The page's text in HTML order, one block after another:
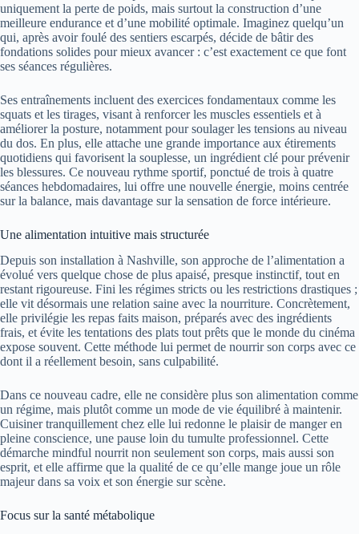
uniquement la perte de poids, mais surtout la construction d’une
meilleure endurance et d’une mobilité optimale. Imaginez quelqu’un
qui, après avoir foulé des sentiers escarpés, décide de bâtir des
fondations solides pour mieux avancer : c’est exactement ce que font
ses séances régulières.
Ses entraînements incluent des exercices fondamentaux comme les
squats et les tirages, visant à renforcer les muscles essentiels et à
améliorer la posture, notamment pour soulager les tensions au niveau
du dos. En plus, elle attache une grande importance aux étirements
quotidiens qui favorisent la souplesse, un ingrédient clé pour prévenir
les blessures. Ce nouveau rythme sportif, ponctué de trois à quatre
séances hebdomadaires, lui offre une nouvelle énergie, moins centrée
sur la balance, mais davantage sur la sensation de force intérieure.
Une alimentation intuitive mais structurée
Depuis son installation à Nashville, son approche de l’alimentation a
évolué vers quelque chose de plus apaisé, presque instinctif, tout en
restant rigoureuse. Fini les régimes stricts ou les restrictions drastiques ;
elle vit désormais une relation saine avec la nourriture. Concrètement,
elle privilégie les repas faits maison, préparés avec des ingrédients
frais, et évite les tentations des plats tout prêts que le monde du cinéma
expose souvent. Cette méthode lui permet de nourrir son corps avec ce
dont il a réellement besoin, sans culpabilité.
Dans ce nouveau cadre, elle ne considère plus son alimentation comme
un régime, mais plutôt comme un mode de vie équilibré à maintenir.
Cuisiner tranquillement chez elle lui redonne le plaisir de manger en
pleine conscience, une pause loin du tumulte professionnel. Cette
démarche mindful nourrit non seulement son corps, mais aussi son
esprit, et elle affirme que la qualité de ce qu’elle mange joue un rôle
majeur dans sa voix et son énergie sur scène.
Focus sur la santé métabolique